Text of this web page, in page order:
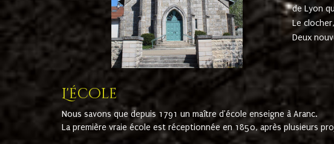
de Lyon
Le
Deux
L'école
Nous savons que depuis 1791 un maître d'école enseigne à Aranc.
La première vraie école est réceptionnée en 1850, après plusieurs